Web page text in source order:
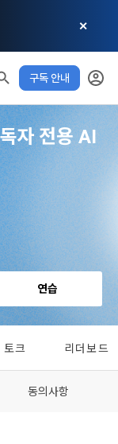
✕
구독 안내
제 닫기
음 레벨까지150 XP
체 XP
0
용 XP
0
원” 간에 정보 서
사항을 약속하여
에 동의해야 하
“회원”이 본 약
은 “회원”이 서비
작권 분쟁 정책
다.
가상의 영업장
.
영요소 가운데 최
이하 ‘데이콘’ 또
신망 이용촉진 및
개인정보보호법
니다.
를 어떻게 사용하
공’)하며, 이용목
상품 추천, 각종
고성 정보를 전자
, 전화 등을 통해
이후에라도 고객
서비스의 이용
의 마케팅 정보
자 전용 AI
연습
토크 리더보드
동의사항